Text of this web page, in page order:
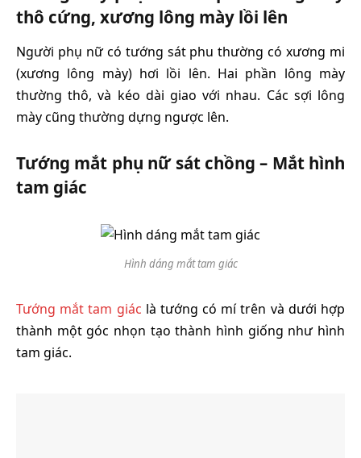
thô cứng, xương lông mày lồi lên
Người phụ nữ có tướng sát phu thường có xương mi
(xương lông mày) hơi lồi lên. Hai phần lông mày
thường thô, và kéo dài giao với nhau. Các sợi lông
mày cũng thường dựng ngược lên.
Tướng mắt phụ nữ sát chồng – Mắt hình
tam giác
Hình dáng mắt tam giác
Tướng mắt tam giác là tướng có mí trên và dưới hợp
thành một góc nhọn tạo thành hình giống như hình
tam giác.